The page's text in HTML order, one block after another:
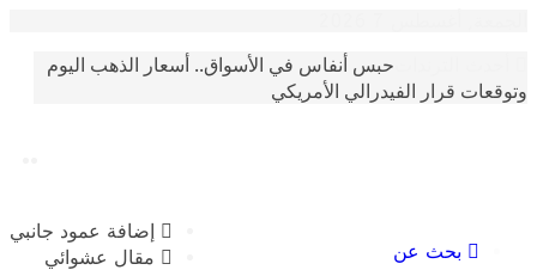
حبس أنفاس في الأسواق.. أسعار الذهب اليوم
قرار الفيدرالي الأمريكي
إضافة عمود جانبي
مقال عشوائي
بحث عن